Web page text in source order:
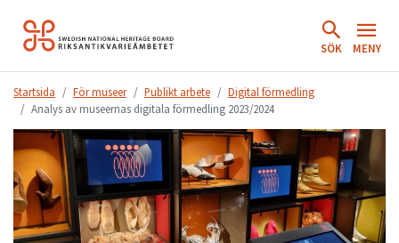
Hoppa
till
SÖK MENY
Startsida För museer Publikt arbete
Digital förmedling
Analys av museernas digitala förmedling 2023/2024